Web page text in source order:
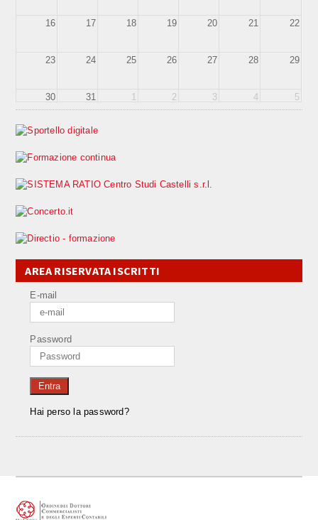
16 17 18 19 20 21 22
23 24 25 26 27 28 29
30 31 1 2 3 4 5
AREA RISERVATA ISCRITTI
E-mail
Password
Entra
Hai perso la password?